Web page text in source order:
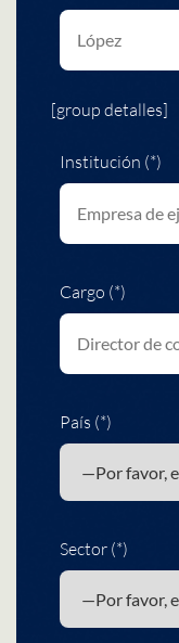
[group detalles]
Institución (*)
Cargo (*)
País (*)
Sector (*)